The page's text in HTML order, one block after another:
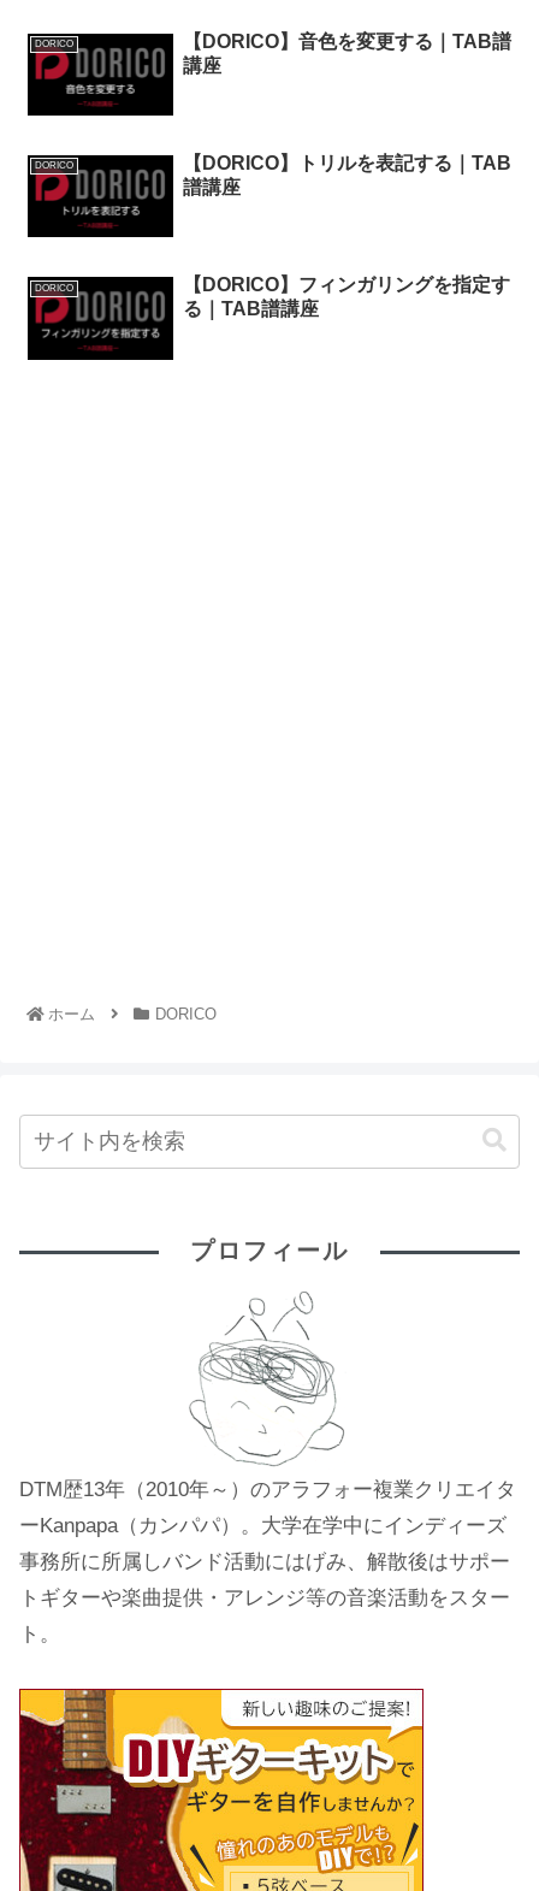
DORICO
【DORICO】音色を変更する｜TAB譜
講座
DORICO
【DORICO】トリルを表記する｜TAB
譜講座
DORICO
【DORICO】フィンガリングを指定す
る｜TAB譜講座
ホーム DORICO
プロフィール
DTM歴13年（2010年～）のアラフォー複業クリエイタ
ーKanpapa（カンパパ）。大学在学中にインディーズ
事務所に所属しバンド活動にはげみ、解散後はサポー
トギターや楽曲提供・アレンジ等の音楽活動をスター
ト。